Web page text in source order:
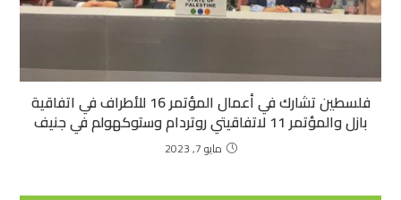
فلسطين تشارك في أعمال المؤتمر 16 للأطراف في اتفاقية
بازل والمؤتمر 11 لاتفاقيتي روتردام وستوكهولم في جنيف
مايو 7, 2023